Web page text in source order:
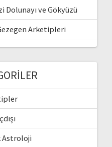
Dolunayı ve Gökyüzü
Arketipleri
Astroloji